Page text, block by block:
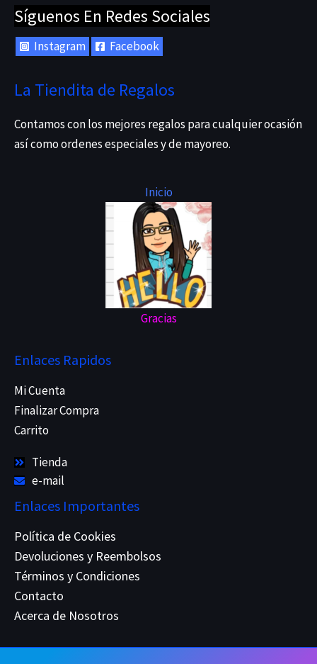
Síguenos En Redes Sociales
Instagram Facebook
La Tiendita de Regalos
Contamos con los mejores regalos para cualquier ocasión
así como ordenes especiales y de mayoreo.
Inicio
Gracias
Enlaces Rapidos
Mi Cuenta
Finalizar Compra
Carrito
Tienda
e-mail
Enlaces Importantes
Política de Cookies
Devoluciones y Reembolsos
Términos y Condiciones
Contacto
Acerca de Nosotros